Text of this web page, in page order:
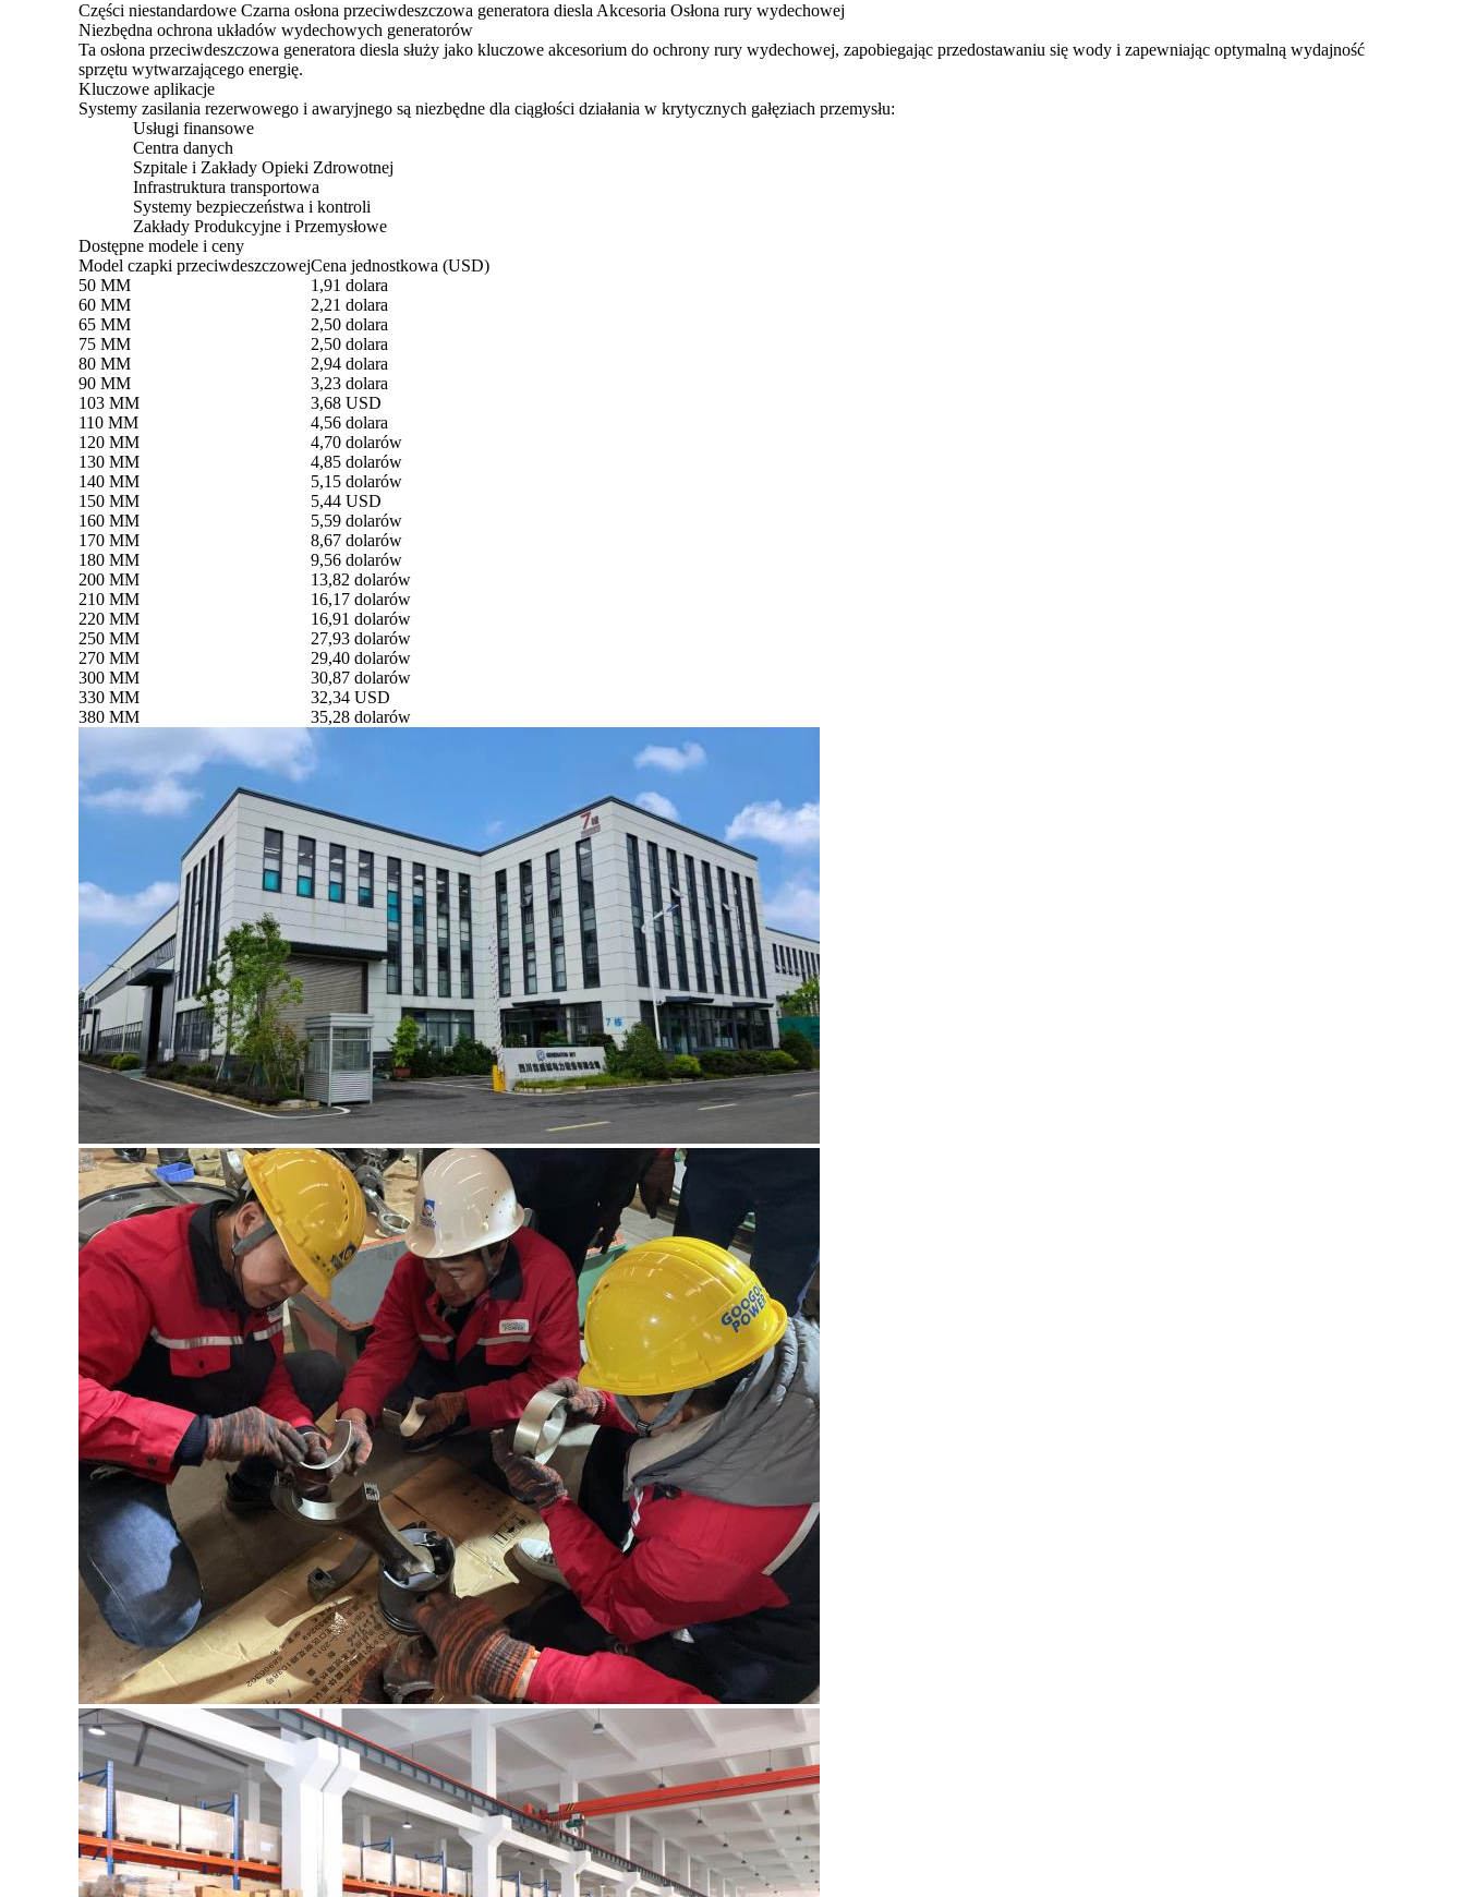
Części niestandardowe Czarna osłona przeciwdeszczowa generatora diesla Akcesoria Osłona rury wydechowej
Niezbędna ochrona układów wydechowych generatorów
Ta osłona przeciwdeszczowa generatora diesla służy jako kluczowe akcesorium do ochrony rury wydechowej, zapobiegając przedostawaniu się wody i zapewniając optymalną wydajność
sprzętu wytwarzającego energię.
Kluczowe aplikacje
Systemy zasilania rezerwowego i awaryjnego są niezbędne dla ciągłości działania w krytycznych gałęziach przemysłu:
Usługi finansowe
Centra danych
Szpitale i Zakłady Opieki Zdrowotnej
Infrastruktura transportowa
Systemy bezpieczeństwa i kontroli
Zakłady Produkcyjne i Przemysłowe
Dostępne modele i ceny
Model czapki przeciwdeszczowejCena jednostkowa (USD)
50 MM
1,91 dolara
60 MM
2,21 dolara
65 MM
2,50 dolara
75 MM
2,50 dolara
80 MM
2,94 dolara
90 MM
3,23 dolara
103 MM
3,68 USD
110 MM
4,56 dolara
120 MM
4,70 dolarów
130 MM
4,85 dolarów
140 MM
5,15 dolarów
150 MM
5,44 USD
160 MM
5,59 dolarów
170 MM
8,67 dolarów
180 MM
9,56 dolarów
200 MM
13,82 dolarów
210 MM
16,17 dolarów
220 MM
16,91 dolarów
250 MM
27,93 dolarów
270 MM
29,40 dolarów
300 MM
30,87 dolarów
330 MM
32,34 USD
380 MM
35,28 dolarów